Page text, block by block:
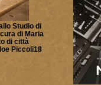
Studio di
di Maria
di città
Piccoli​ 18